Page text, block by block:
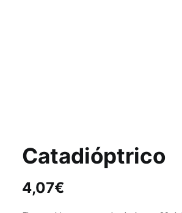
Catadióptrico
4,07€